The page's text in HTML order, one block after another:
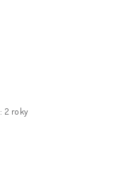
: 2 roky